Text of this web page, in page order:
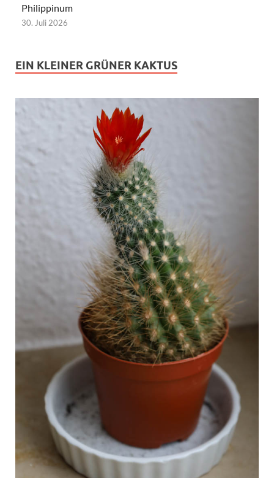
Philippinum
30. Juli 2026
EIN KLEINER GRÜNER KAKTUS